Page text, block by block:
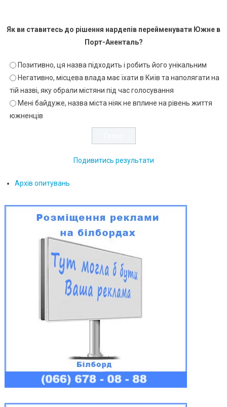
Як ви ставитесь до рішення нардепів перейменувати Южне в
Порт-Аненталь?
Позитивно, ця назва підходить і робить його унікальним
Негативно, місцева влада має їхати в Київ та наполягати на
тій назві, яку обрали містяни під час голосування
Мені байдуже, назва міста ніяк не вплине на рівень життя
южненців
Подивитись результати
Архів опитувань